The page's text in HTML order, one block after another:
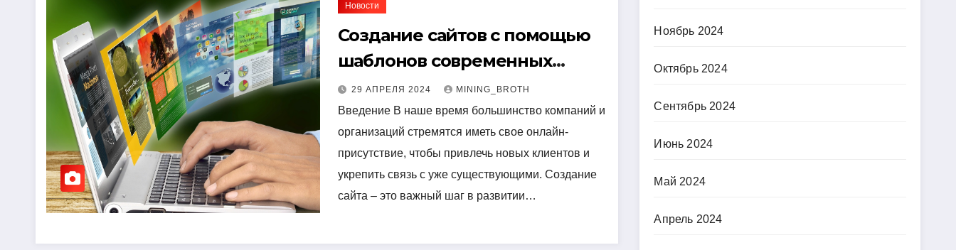
Новости
Создание сайтов с помощью
шаблонов современных
сайтов: простой путь к
качественному веб-
присутствию
29 АПРЕЛЯ 2024 MINING_BROTH
Введение В наше время большинство компаний и
организаций стремятся иметь свое онлайн-
присутствие, чтобы привлечь новых клиентов и
укрепить связь с уже существующими. Создание
сайта – это важный шаг в развитии…
Ноябрь 2024
Октябрь 2024
Сентябрь 2024
Июнь 2024
Май 2024
Апрель 2024